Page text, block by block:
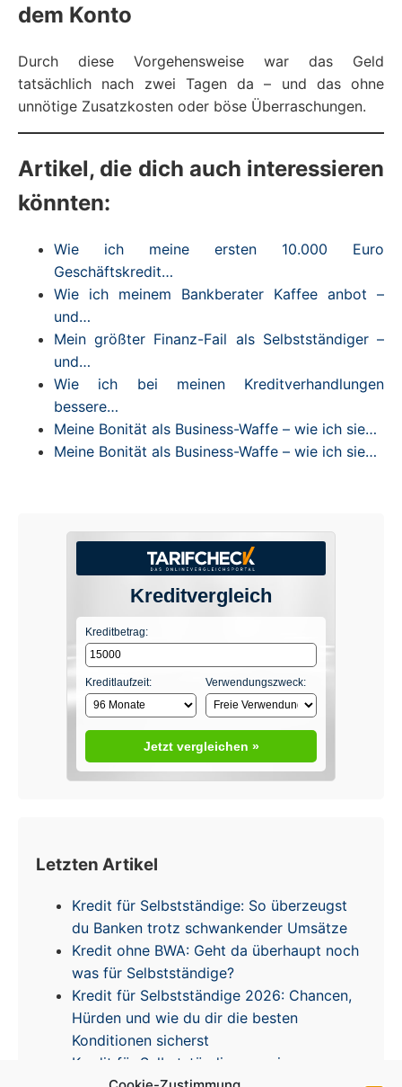
dem Konto
Durch diese Vorgehensweise war das Geld
tatsächlich nach zwei Tagen da – und das ohne
unnötige Zusatzkosten oder böse Überraschungen.
Artikel, die dich auch interessieren
könnten:
Wie ich meine ersten 10.000 Euro
Geschäftskredit…
Wie ich meinem Bankberater Kaffee anbot –
und…
Mein größter Finanz-Fail als Selbstständiger –
und…
Wie ich bei meinen Kreditverhandlungen
bessere…
Meine Bonität als Business-Waffe – wie ich sie…
Meine Bonität als Business-Waffe – wie ich sie…
Kreditvergleich
Kreditbetrag:
Kreditlaufzeit: Verwendungszweck:
Jetzt vergleichen »
Letzten Artikel
Kredit für Selbstständige: So überzeugst
du Banken trotz schwankender Umsätze
Kredit ohne BWA: Geht da überhaupt noch
was für Selbstständige?
Kredit für Selbstständige 2026: Chancen,
Hürden und wie du dir die besten
Konditionen sicherst
Kredit für Selbstständige – meine